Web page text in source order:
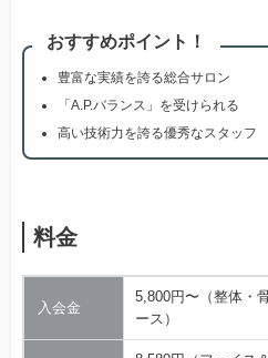
おすすめポイント！
豊富な実績を誇る総合サロン
「A.P.バランス」を受けられる
高い技術力を誇る優秀なスタッフ
料金
入会金
5,800円〜（整体・
ース）